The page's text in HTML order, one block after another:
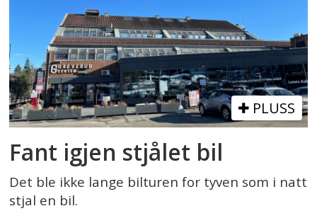
PLUSS
Fant igjen stjålet bil
Det ble ikke lange bilturen for tyven som i natt
stjal en bil.